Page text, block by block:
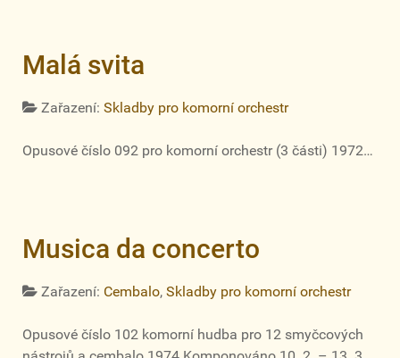
Malá svita
Zařazení: Skladby pro komorní orchestr
Opusové číslo 092 pro komorní orchestr (3 části) 1972…
Musica da concerto
Zařazení: Cembalo, Skladby pro komorní orchestr
Opusové číslo 102 komorní hudba pro 12 smyčcových